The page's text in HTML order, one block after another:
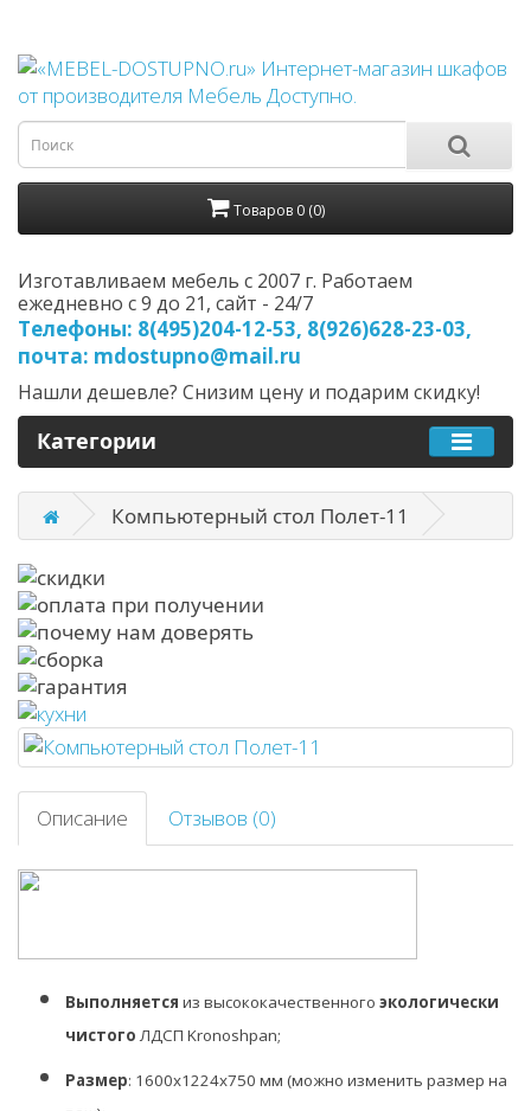
Товаров 0 (0)
Изготавливаем мебель с 2007 г. Работаем
ежедневно с 9 до 21, cайт - 24/7
Телефоны: 8(495)204-12-53, 8(926)628-23-03,
почта: mdostupno@mail.ru
Нашли дешевле? Снизим цену и подарим скидку!
Категории
Компьютерный стол Полет-11
Описание Отзывов (0)
Выполняется из высококачественного экологически
чистого ЛДСП Kronoshpan;
Размер: 1600х1224х750 мм (можно изменить размер на